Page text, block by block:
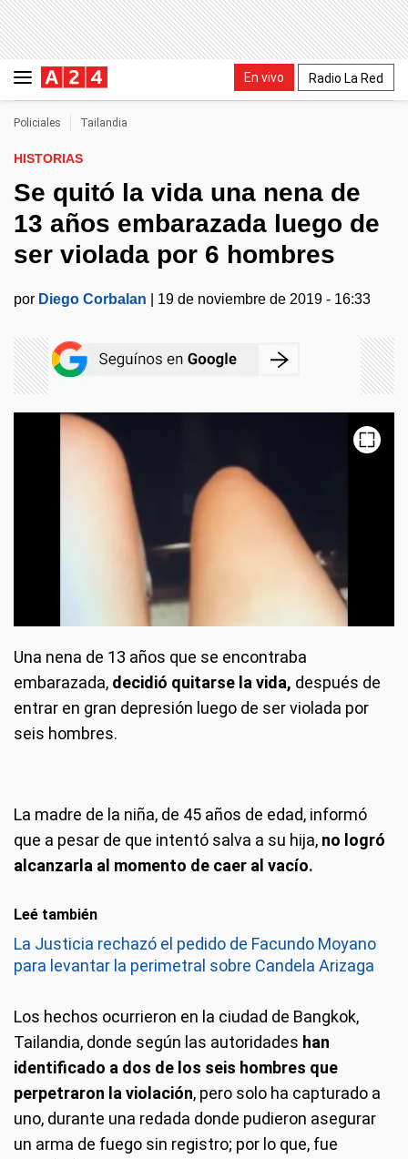
En vivo Radio La Red
Policiales Tailandia
HISTORIAS
Se quitó la vida una nena de
13 años embarazada luego de
ser violada por 6 hombres
por Diego Corbalan 19 de noviembre de 2019 - 16:33
Una nena de 13 años que se encontraba
embarazada, decidió quitarse la vida, después de
entrar en gran depresión luego de ser violada por
seis hombres.
La madre de la niña, de 45 años de edad, informó
que a pesar de que intentó salva a su hija, no logró
alcanzarla al momento de caer al vacío.
Leé también
La Justicia rechazó el pedido de Facundo Moyano
para levantar la perimetral sobre Candela Arizaga
Los hechos ocurrieron en la ciudad de Bangkok,
Tailandia, donde según las autoridades han
identificado a dos de los seis hombres que
perpetraron la violación, pero solo ha capturado a
uno, durante una redada donde pudieron asegurar
un arma de fuego sin registro; por lo que, fue